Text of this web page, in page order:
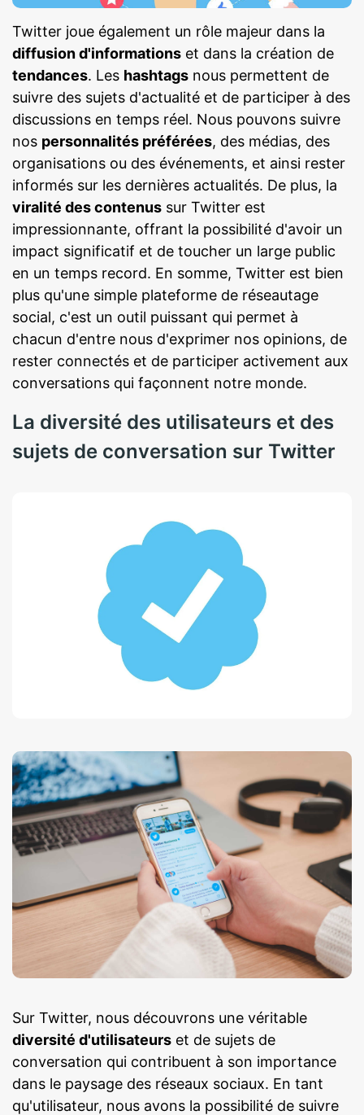
Twitter joue également un rôle majeur dans la
diffusion d'informations et dans la création de
tendances. Les hashtags nous permettent de
suivre des sujets d'actualité et de participer à des
discussions en temps réel. Nous pouvons suivre
nos personnalités préférées, des médias, des
organisations ou des événements, et ainsi rester
informés sur les dernières actualités. De plus, la
viralité des contenus sur Twitter est
impressionnante, offrant la possibilité d'avoir un
impact significatif et de toucher un large public
en un temps record. En somme, Twitter est bien
plus qu'une simple plateforme de réseautage
social, c'est un outil puissant qui permet à
chacun d'entre nous d'exprimer nos opinions, de
rester connectés et de participer activement aux
conversations qui façonnent notre monde.
La diversité des utilisateurs et des
sujets de conversation sur Twitter
Sur Twitter, nous découvrons une véritable
diversité d'utilisateurs et de sujets de
conversation qui contribuent à son importance
dans le paysage des réseaux sociaux. En tant
qu'utilisateur, nous avons la possibilité de suivre